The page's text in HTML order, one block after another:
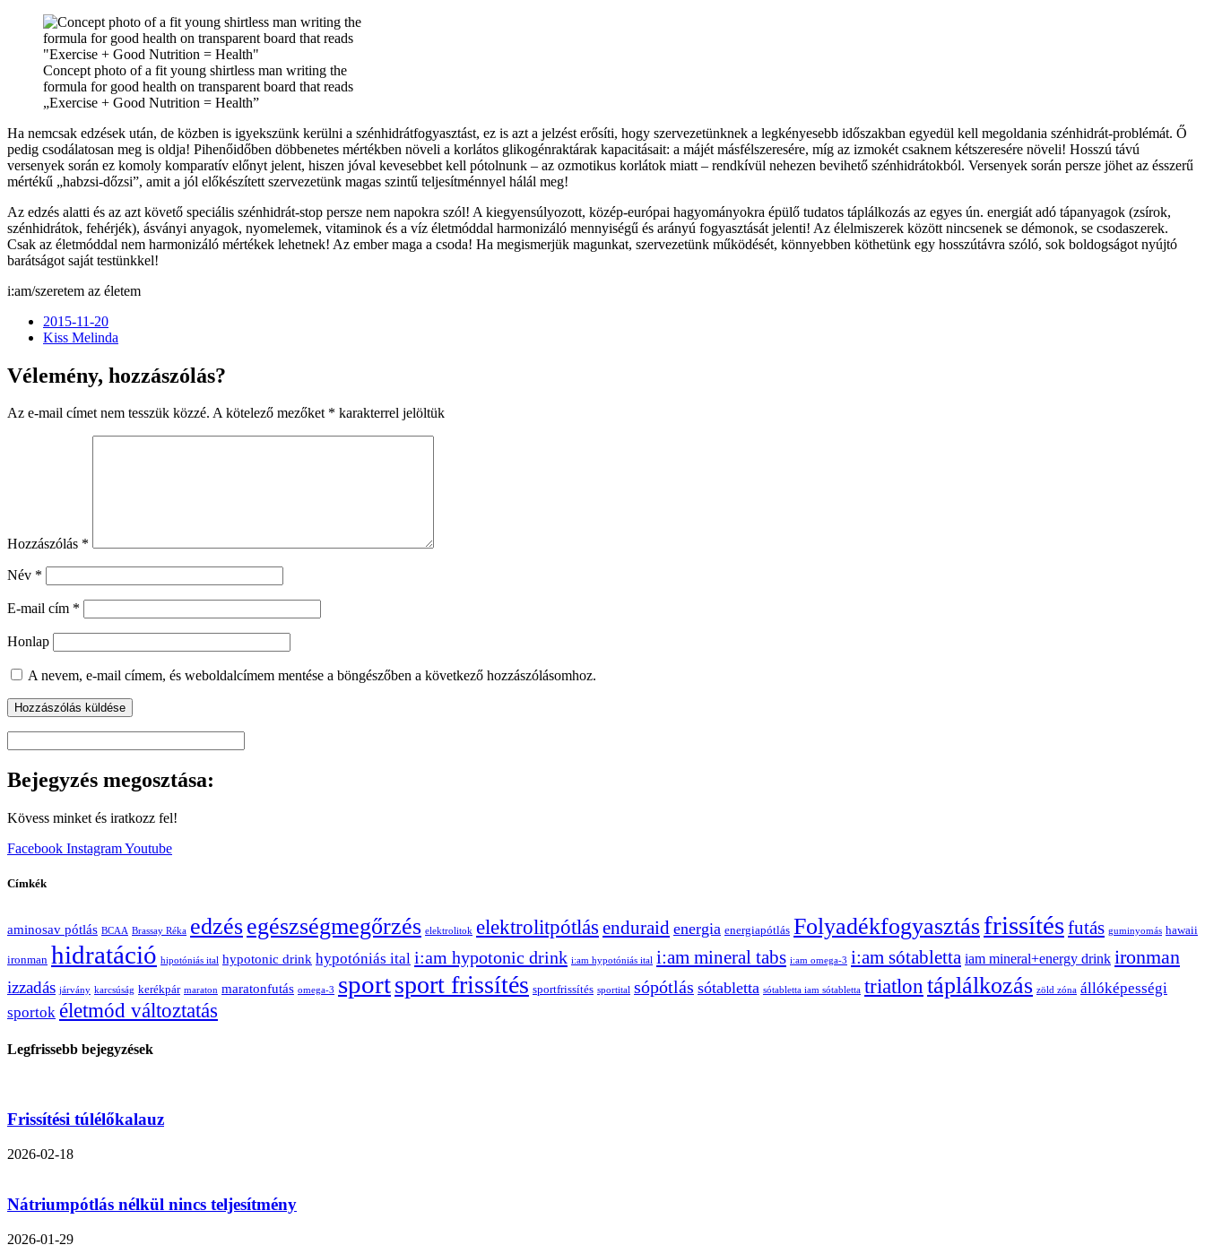
Concept photo of a fit young shirtless man writing the
formula for good health on transparent board that reads
„Exercise + Good Nutrition = Health”
Ha nemcsak edzések után, de közben is igyekszünk kerülni a szénhidrátfogyasztást, ez is azt a jelzést erősíti, hogy szervezetünknek a legkényesebb időszakban egyedül kell megoldania szénhidrát-problémát. Ő
pedig csodálatosan meg is oldja! Pihenőidőben döbbenetes mértékben növeli a korlátos glikogénraktárak kapacitásait: a májét másfélszeresére, míg az izmokét csaknem kétszeresére növeli! Hosszú távú
versenyek során ez komoly komparatív előnyt jelent, hiszen jóval kevesebbet kell pótolnunk – az ozmotikus korlátok miatt – rendkívül nehezen bevihető szénhidrátokból. Versenyek során persze jöhet az ésszerű
mértékű „habzsi-dőzsi”, amit a jól előkészített szervezetünk magas szintű teljesítménnyel hálál meg!
Az edzés alatti és az azt követő speciális szénhidrát-stop persze nem napokra szól! A kiegyensúlyozott, közép-európai hagyományokra épülő tudatos táplálkozás az egyes ún. energiát adó tápanyagok (zsírok,
szénhidrátok, fehérjék), ásványi anyagok, nyomelemek, vitaminok és a víz életmóddal harmonizáló mennyiségű és arányú fogyasztását jelenti! Az élelmiszerek között nincsenek se démonok, se csodaszerek.
Csak az életmóddal nem harmonizáló mértékek lehetnek! Az ember maga a csoda! Ha megismerjük magunkat, szervezetünk működését, könnyebben köthetünk egy hosszútávra szóló, sok boldogságot nyújtó
barátságot saját testünkkel!
i:am/szeretem az életem
2015-11-20
Kiss Melinda
Vélemény, hozzászólás?
Az e-mail címet nem tesszük közzé. A kötelező mezőket * karakterrel jelöltük
Hozzászólás *
Név *
E-mail cím *
Honlap
A nevem, e-mail címem, és weboldalcímem mentése a böngészőben a következő hozzászólásomhoz.
Bejegyzés megosztása:
Kövess minket és iratkozz fel!
Facebook InstagramYoutube
Címkék
aminosav pótlás BCAA Brassay Réka edzésegészségmegőrzés elektrolitok elektrolitpótlás enduraid energia energiapótlás Folyadékfogyasztásfrissítésfutás guminyomás hawaii
ironman hidratáció hipotóniás ital hypotonic drink hypotóniás ital i:am hypotonic drink i:am hypotóniás ital i:am mineral tabs i:am omega-3 i:am sótabletta iam mineral+energy drink ironman
izzadás járvány karcsúság kerékpár maraton maratonfutás omega-3 sportsport frissítés sportfrissítés sportital sópótlás sótabletta sótabletta iam sótabletta triatlon táplálkozás zöld zóna állóképességi
sportok életmód változtatás
Legfrissebb bejegyzések
Frissítési túlélőkalauz
2026-02-18
Nátriumpótlás nélkül nincs teljesítmény
2026-01-29